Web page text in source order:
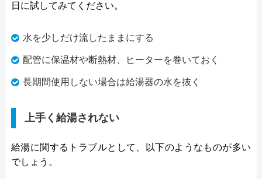
日に試してみてください。
水を少しだけ流したままにする
配管に保温材や断熱材、ヒーターを巻いておく
長期間使用しない場合は給湯器の水を抜く
上手く給湯されない
給湯に関するトラブルとして、以下のようなものが多い
でしょう。